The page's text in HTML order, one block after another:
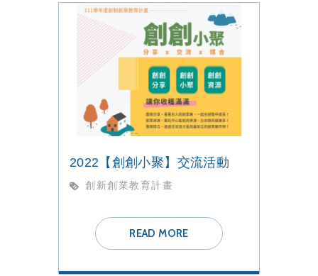
2022【創創小聚】交流活動
創新創業教育計畫
READ MORE